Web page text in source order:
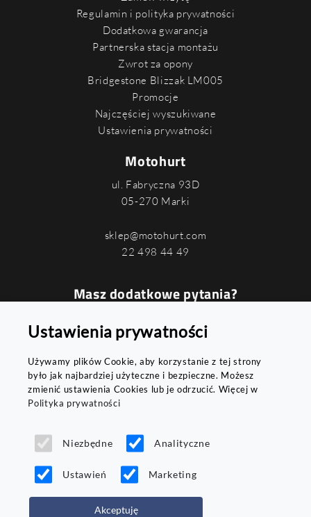
Regulamin i polityka prywatności
Dodatkowa gwarancja
Partnerska stacja montażu
Zwrot za opony
Bridgestone Blizzak LM005
Promocje
Najczęściej wyszukiwane
Ustawienia prywatności
Motohurt
ul. Fabryczna 93D
05-270 Marki
sklep@motohurt.com
22 498 44 49
Masz dodatkowe pytania?
Ciebie najszybciej jak to możliwe
WYŚLIJ
Ustawienia prywatności
Używamy plików Cookie, aby korzystanie z tej strony
było jak najbardziej użyteczne i bezpieczne. Możesz
zmienić ustawienia Cookies lub je odrzucić. Więcej w
Polityka prywatności
Niezbędne Analityczne
Ustawień Marketing
Akceptuję